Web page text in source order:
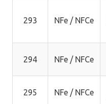
293 NFe / NFCe
294 NFe / NFCe
295 NFe / NFCe